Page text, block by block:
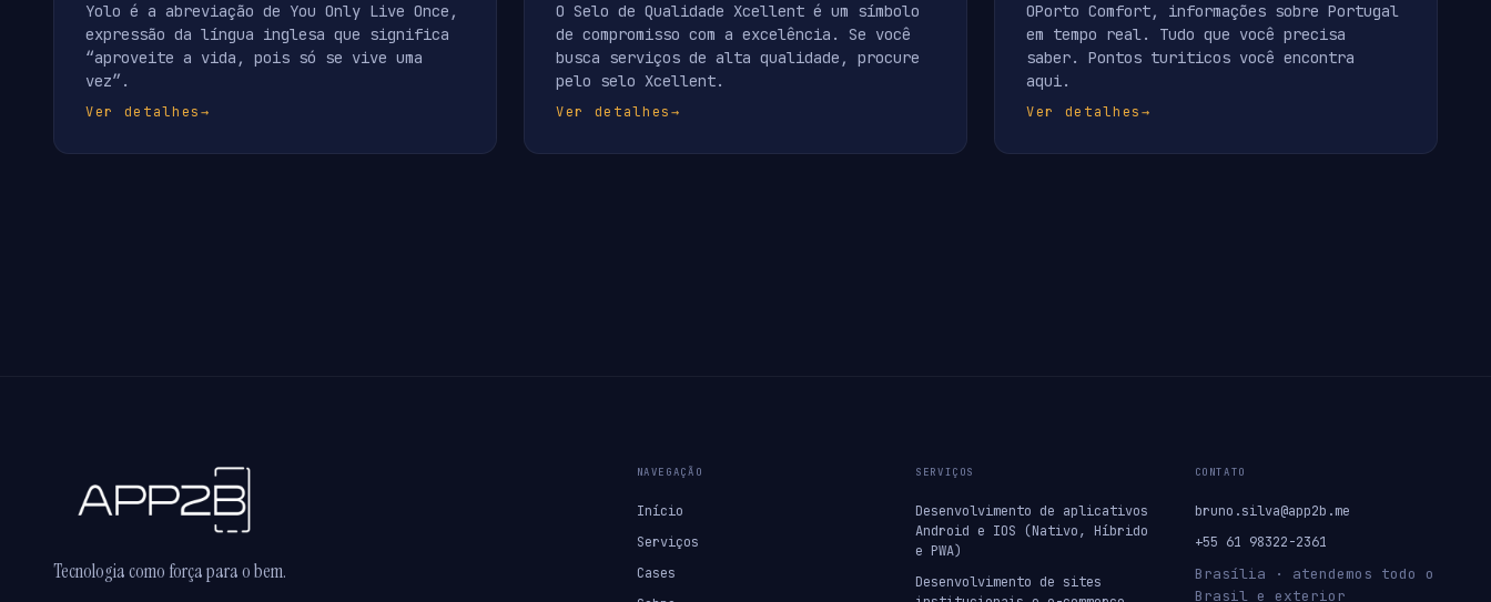
Yolo é a abreviação de You Only Live Once,
expressão da língua inglesa que significa
“aproveite a vida, pois só se vive uma
vez”.
Ver detalhes→
O Selo de Qualidade Xcellent é um símbolo
de compromisso com a excelência. Se você
busca serviços de alta qualidade, procure
pelo selo Xcellent.
Ver detalhes→
OPorto Comfort, informações sobre Portugal
em tempo real. Tudo que você precisa
saber. Pontos turiticos você encontra
aqui.
Ver detalhes→
Tecnologia como força para o bem.
NAVEGAÇÃO
Início
Serviços
Cases
SERVIÇOS
Desenvolvimento de aplicativos
Android e IOS (Nativo, Híbrido
e PWA)
Desenvolvimento de sites
CONTATO
bruno.silva@app2b.me
+55 61 98322-2361
Brasília · atendemos todo o
Brasil e exterior